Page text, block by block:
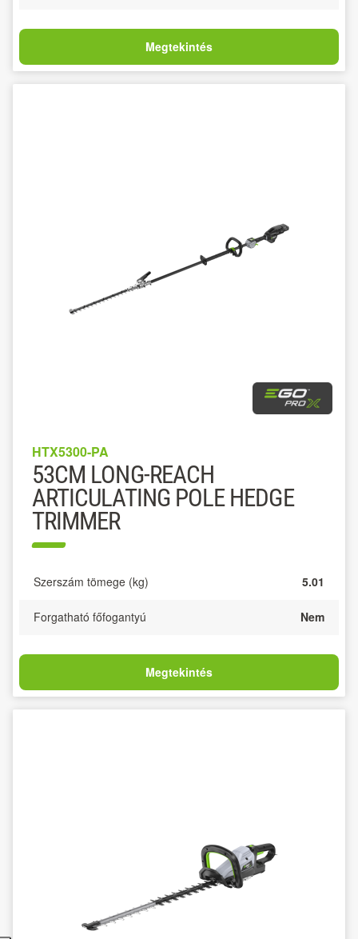
Megtekintés
HTX5300-PA
53CM LONG-REACH
ARTICULATING POLE HEDGE
TRIMMER
Szerszám tömege (kg) 5.01
Forgatható főfogantyú Nem
Megtekintés